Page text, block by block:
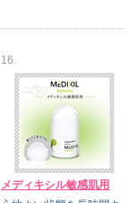
16.
メディキシル敏感肌用